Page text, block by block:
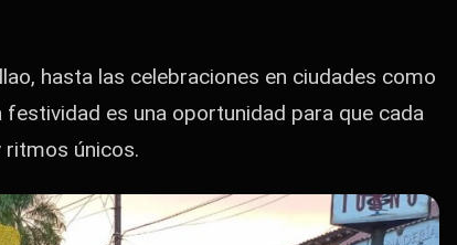
hasta las celebraciones en ciudades como
es una oportunidad para que cada
ritmos únicos.